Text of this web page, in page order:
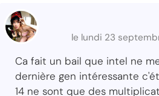
le lundi 23
Ca fait un bail que intel ne
dernière gen intéressante
14 ne sont que des